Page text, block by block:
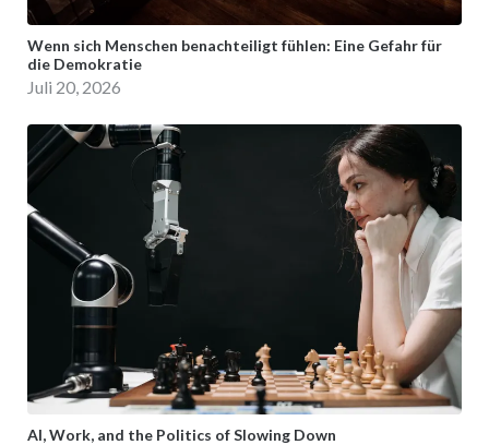
Wenn sich Menschen benachteiligt fühlen: Eine Gefahr für
die Demokratie
Juli 20, 2026
AI, Work, and the Politics of Slowing Down